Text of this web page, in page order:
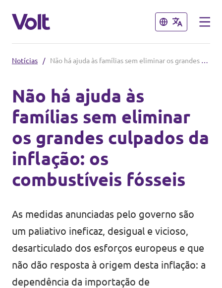
Fechar
Volt Espanha
Volt Países Baixos
Volt Alemanha
Volt Bélgica
Fechar
Políticas
Sobre o Volt
Pessoas
Notícias
Eventos
Notícias / Não há ajuda às famílias sem eliminar os grandes culpados da inflação: os combustíveis fósseis
Não há ajuda às
famílias sem eliminar
os grandes culpados da
inflação: os
combustíveis fósseis
As medidas anunciadas pelo governo são
um paliativo ineficaz, desigual e vicioso,
desarticulado dos esforços europeus e que
não dão resposta à origem desta inflação: a
dependência da importação de